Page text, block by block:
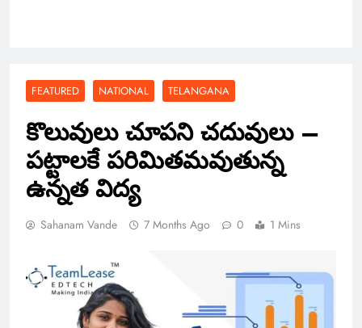
FEATURED NATIONAL TELANGANA
కొలువులు చూపని చదువులు –
పట్టాలకే పరిమితమవుతున్న
ఉన్నత విద్య
Sahanam Vande 7 Months Ago 0 1 Mins